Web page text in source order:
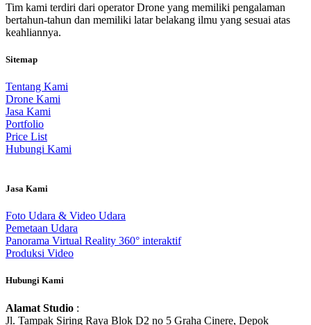
Tim kami terdiri dari operator Drone yang memiliki pengalaman
bertahun-tahun dan memiliki latar belakang ilmu yang sesuai atas
keahliannya.
Sitemap
Tentang Kami
Drone Kami
Jasa Kami
Portfolio
Price List
Hubungi Kami
Jasa Kami
Foto Udara & Video Udara
Pemetaan Udara
Panorama Virtual Reality 360° interaktif
Produksi Video
Hubungi Kami
Alamat Studio :
Jl. Tampak Siring Raya Blok D2 no 5 Graha Cinere, Depok